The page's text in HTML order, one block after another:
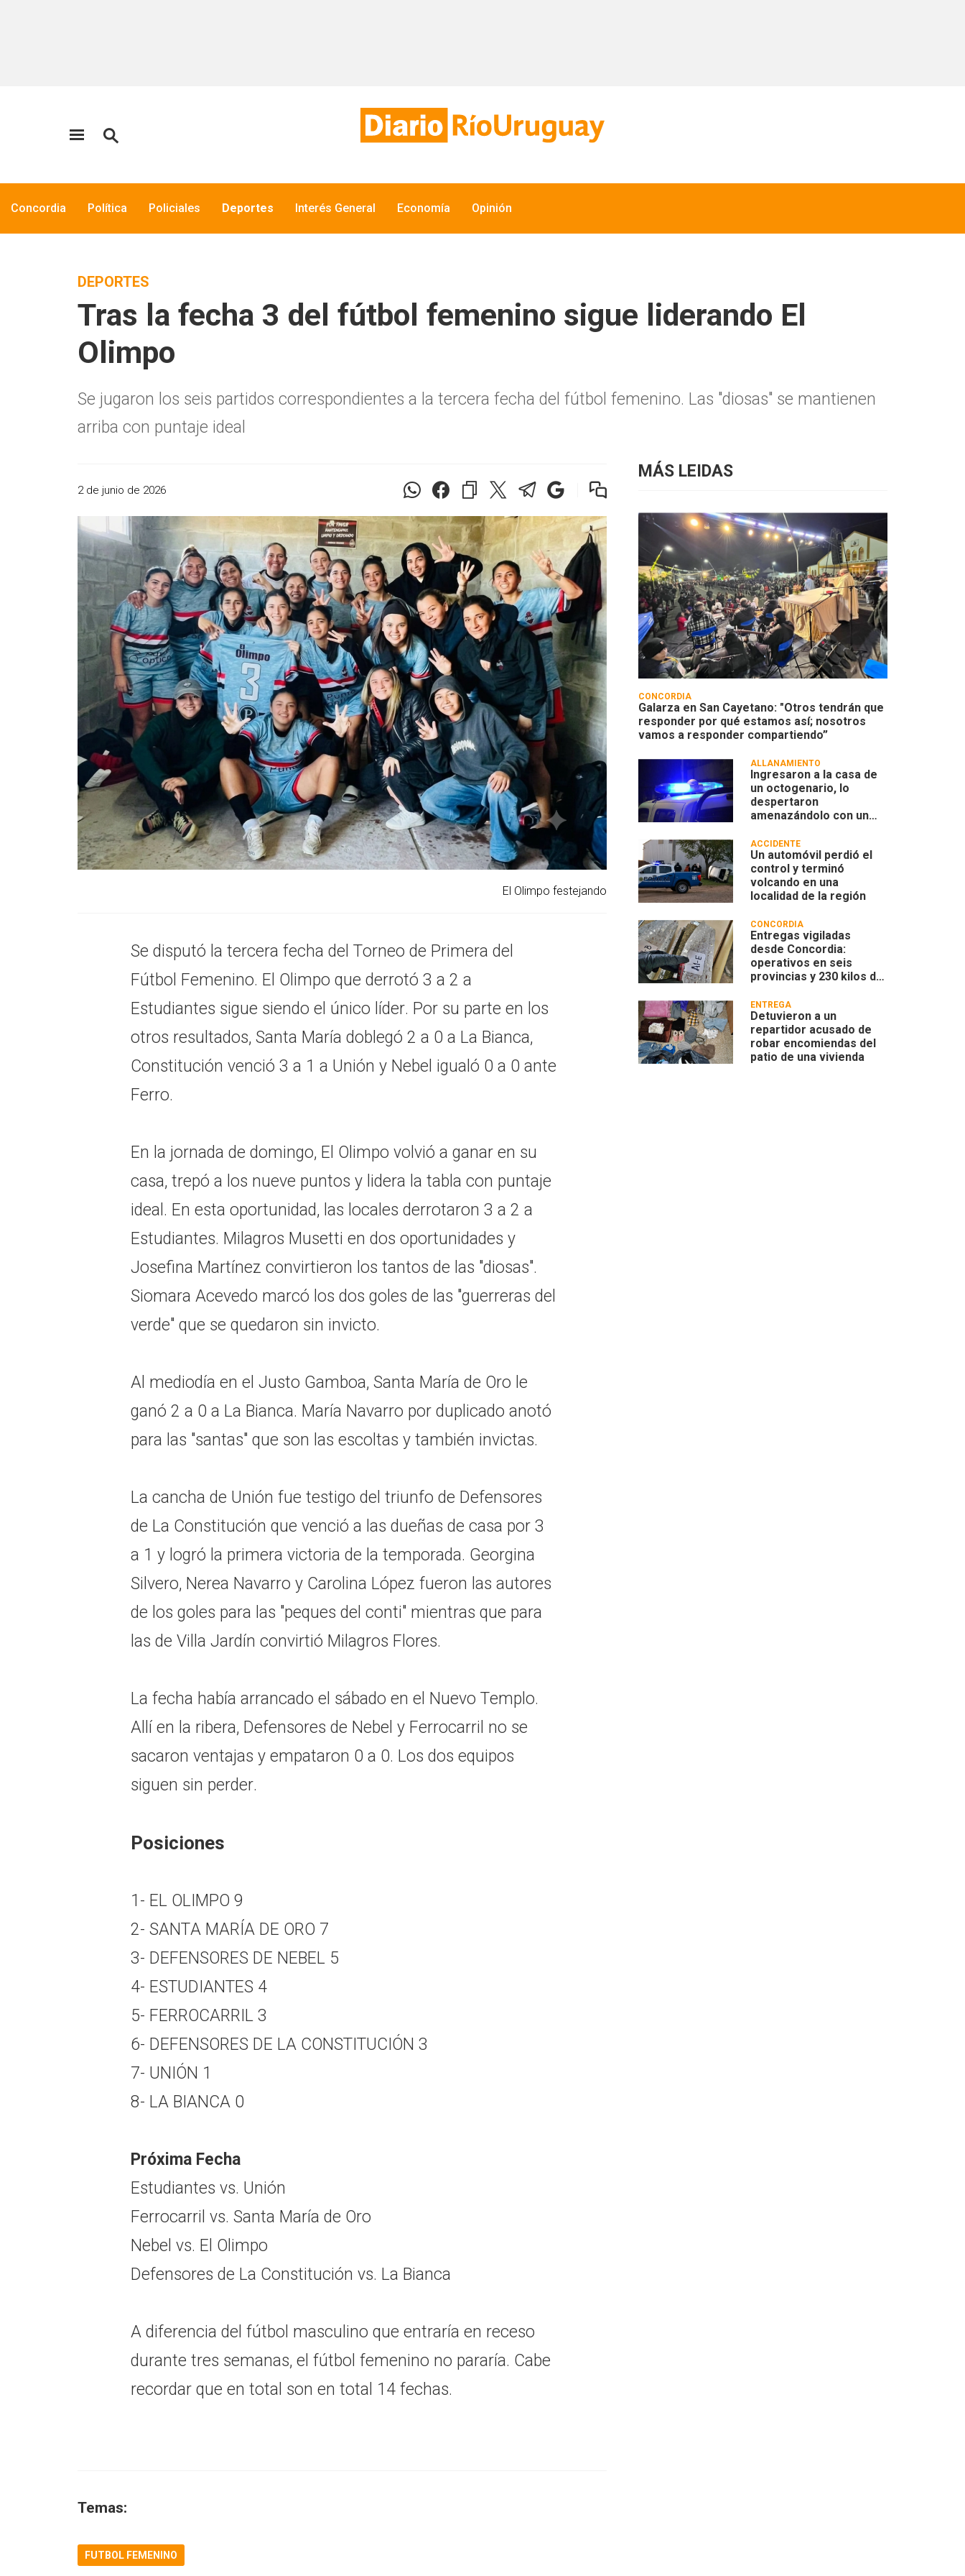
Concordia Política Policiales Deportes Interés General Economía Opinión
DEPORTES
Tras la fecha 3 del fútbol femenino sigue liderando El
Olimpo
Se jugaron los seis partidos correspondientes a la tercera fecha del fútbol femenino. Las "diosas" se mantienen
arriba con puntaje ideal
2 de junio de 2026
El Olimpo festejando
Se disputó la tercera fecha del Torneo de Primera del
Fútbol Femenino. El Olimpo que derrotó 3 a 2 a
Estudiantes sigue siendo el único líder. Por su parte en los
otros resultados, Santa María doblegó 2 a 0 a La Bianca,
Constitución venció 3 a 1 a Unión y Nebel igualó 0 a 0 ante
Ferro.
En la jornada de domingo, El Olimpo volvió a ganar en su
casa, trepó a los nueve puntos y lidera la tabla con puntaje
ideal. En esta oportunidad, las locales derrotaron 3 a 2 a
Estudiantes. Milagros Musetti en dos oportunidades y
Josefina Martínez convirtieron los tantos de las "diosas".
Siomara Acevedo marcó los dos goles de las "guerreras del
verde" que se quedaron sin invicto.
Al mediodía en el Justo Gamboa, Santa María de Oro le
ganó 2 a 0 a La Bianca. María Navarro por duplicado anotó
para las "santas" que son las escoltas y también invictas.
La cancha de Unión fue testigo del triunfo de Defensores
de La Constitución que venció a las dueñas de casa por 3
a 1 y logró la primera victoria de la temporada. Georgina
Silvero, Nerea Navarro y Carolina López fueron las autores
de los goles para las "peques del conti" mientras que para
las de Villa Jardín convirtió Milagros Flores.
La fecha había arrancado el sábado en el Nuevo Templo.
Allí en la ribera, Defensores de Nebel y Ferrocarril no se
sacaron ventajas y empataron 0 a 0. Los dos equipos
siguen sin perder.
Posiciones
1- EL OLIMPO 9
2- SANTA MARÍA DE ORO 7
3- DEFENSORES DE NEBEL 5
4- ESTUDIANTES 4
5- FERROCARRIL 3
6- DEFENSORES DE LA CONSTITUCIÓN 3
7- UNIÓN 1
8- LA BIANCA 0
Próxima Fecha
Estudiantes vs. Unión
Ferrocarril vs. Santa María de Oro
Nebel vs. El Olimpo
Defensores de La Constitución vs. La Bianca
A diferencia del fútbol masculino que entraría en receso
durante tres semanas, el fútbol femenino no pararía. Cabe
recordar que en total son en total 14 fechas.
Temas:
FUTBOL FEMENINO
MÁS LEIDAS
CONCORDIA
Galarza en San Cayetano: "Otros tendrán que
responder por qué estamos así; nosotros
vamos a responder compartiendo”
ALLANAMIENTO
Ingresaron a la casa de
un octogenario, lo
despertaron
amenazándolo con un
robaron
ACCIDENTE
Un automóvil perdió el
control y terminó
volcando en una
localidad de la región
CONCORDIA
Entregas vigiladas
desde Concordia:
operativos en seis
provincias y 230 kilos de
ENTREGA
Detuvieron a un
repartidor acusado de
robar encomiendas del
patio de una vivienda